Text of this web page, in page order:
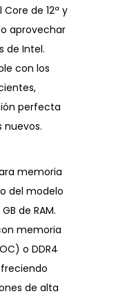
de 12ª y
aprovechar
de Intel.
con los
perfecta
memoria
del modelo
de RAM.
memoria
o DDR4
de alta